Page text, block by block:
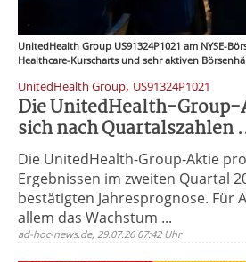
UnitedHealth Group US91324P1021 am NYSE-
Healthcare-Kurscharts und sehr aktiven
UnitedHealth Group, US91324P1021
Die UnitedHealth-
sich nach Quartalszahlen
Die UnitedHealth-Group-Aktie
Ergebnissen im zweiten Quartal
bestätigten Jahresprognose. Für
allem das Wachstum ...
ad-hoc-news.de, 29.07.26 07:42 Uhr